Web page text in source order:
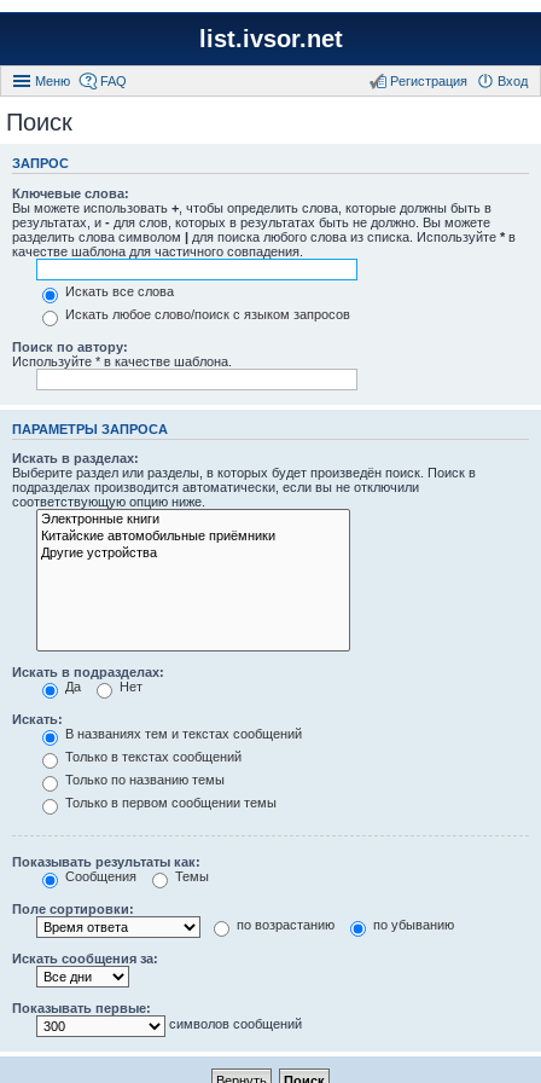
list.ivsor.net
Меню FAQ Вход
Регистрация
Поиск
ЗАПРОС
Ключевые слова:
Вы можете использовать + , чтобы определить слова, которые должны быть в
результатах, и - для слов, которых в результатах быть не должно. Вы можете
разделить слова символом | для поиска любого слова из списка. Используйте * в
качестве шаблона для частичного совпадения.
Искать все слова
Искать любое слово/поиск с языком запросов
Поиск по автору:
Используйте * в качестве шаблона.
ПАРАМЕТРЫ ЗАПРОСА
Искать в разделах:
Выберите раздел или разделы, в которых будет произведён поиск. Поиск в
подразделах производится автоматически, если вы не отключили
соответствующую опцию ниже.
Искать в подразделах:
Да
Нет
Искать:
В названиях тем и текстах сообщений
Только в текстах сообщений
Только по названию темы
Только в первом сообщении темы
Показывать результаты как:
Сообщения
Темы
Поле сортировки:
по возрастанию
по убыванию
Искать сообщения за:
Показывать первые:
символов сообщений